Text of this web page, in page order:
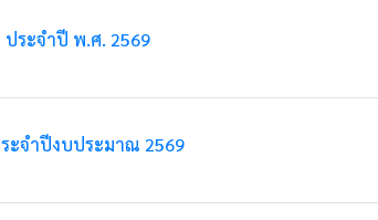
ระจำปี พ.ศ. 2569
ะจำปีงบประมาณ 2569